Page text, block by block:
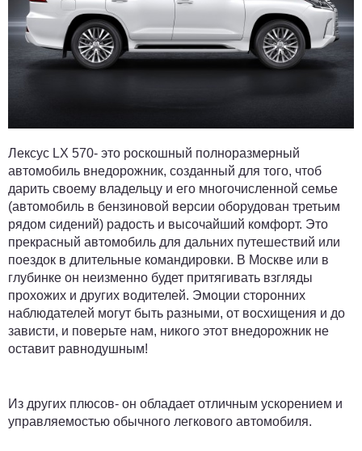
Лексус LX 570- это роскошный полноразмерный
автомобиль внедорожник, созданный для того, чтоб
дарить своему владельцу и его многочисленной семье
(автомобиль в бензиновой версии оборудован третьим
рядом сидений) радость и высочайший комфорт. Это
прекрасный автомобиль для дальних путешествий или
поездок в длительные командировки. В Москве или в
глубинке он неизменно будет притягивать взгляды
прохожих и других водителей. Эмоции сторонних
наблюдателей могут быть разными, от восхищения и до
зависти, и поверьте нам, никого этот внедорожник не
оставит равнодушным!
Из других плюсов- он обладает отличным ускорением и
управляемостью обычного легкового автомобиля.